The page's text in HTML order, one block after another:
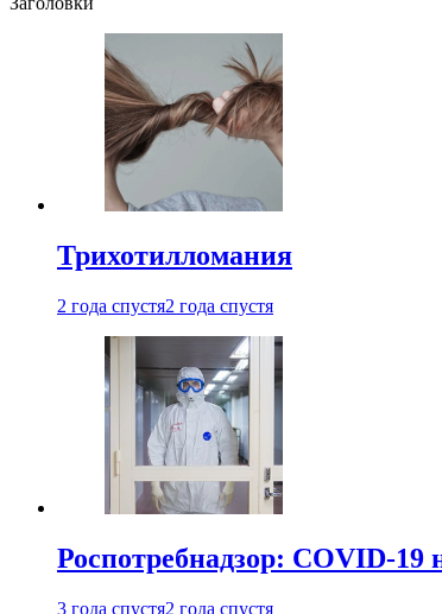
Трихотилломания
2 года спустя2 года спустя
Роспотребнадзор: COVID-19
3 года спустя2 года спустя